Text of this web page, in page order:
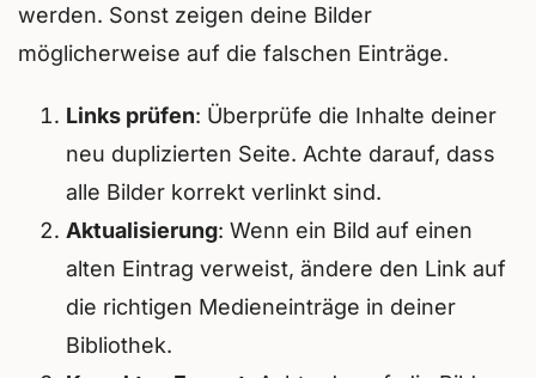
werden. Sonst zeigen deine Bilder
möglicherweise auf die falschen Einträge.
Links prüfen: Überprüfe die Inhalte deiner
neu duplizierten Seite. Achte darauf, dass
alle Bilder korrekt verlinkt sind.
Aktualisierung: Wenn ein Bild auf einen
alten Eintrag verweist, ändere den Link auf
die richtigen Medieneinträge in deiner
Bibliothek.